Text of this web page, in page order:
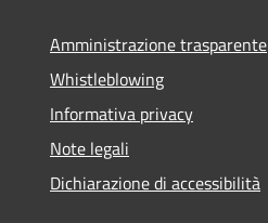
Amministrazione trasparente
Whistleblowing
Informativa privacy
Note legali
Dichiarazione di accessibilità